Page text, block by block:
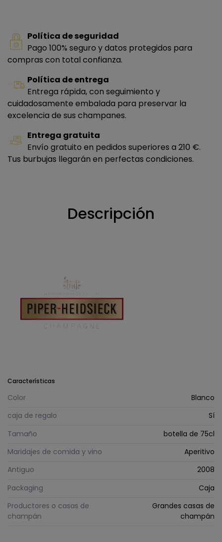
Política de seguridad
Pago 100% seguro y datos protegidos para
compras con total confianza.
Política de entrega
Entrega rápida, con seguimiento y
cuidadosamente embalada para preservar la
excelencia de sus champanes.
Entrega gratuita
Envío gratuito en pedidos superiores a 210 €.
Tus burbujas llegarán en perfectas condiciones.
Descripción
Características
Color
Blanco
caja de regalo
Sí
Tamaño
botella de 75cl
Maridajes de comida y vino
Aperitivo
Antiguo
2008
Packaging
Caja
Productores o casas de
champán
Grandes casas de
champán